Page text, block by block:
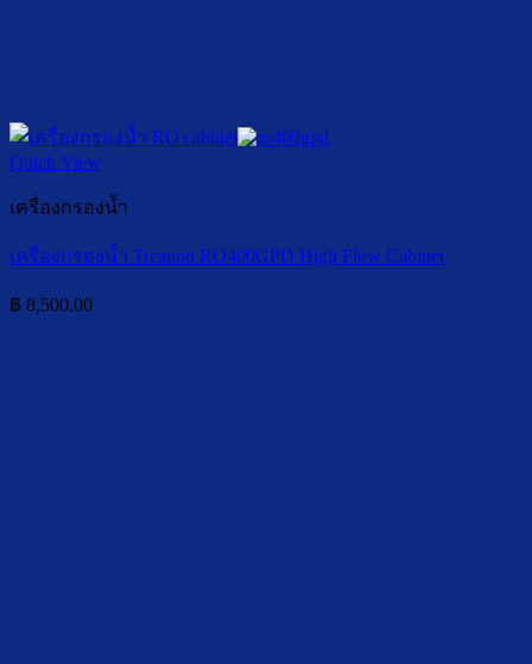
Quick View
เครื่องกรองน้ำ
เครื่องกรองน้ำ Treatton RO400GPD High Flow Cabinet
฿ 8,500.00